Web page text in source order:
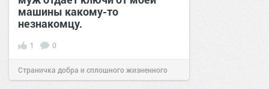
машины какому-то
незнакомцу.
1 0
Страничка добра и сплошного жизненного